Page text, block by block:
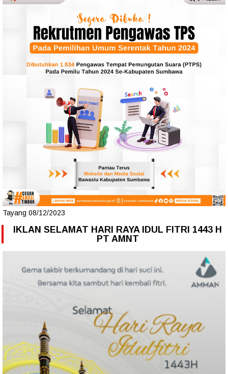
Tayang 08/12/2023
IKLAN SELAMAT HARI RAYA IDUL FITRI 1443 H
PT AMNT